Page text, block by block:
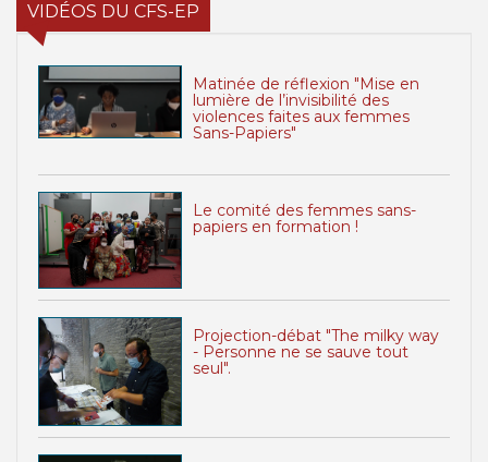
VIDÉOS DU CFS-EP
Matinée de réflexion "Mise en
lumière de l’invisibilité des
violences faites aux femmes
Sans-Papiers"
Le comité des femmes sans-
papiers en formation !
Projection-débat "The milky way
- Personne ne se sauve tout
seul".